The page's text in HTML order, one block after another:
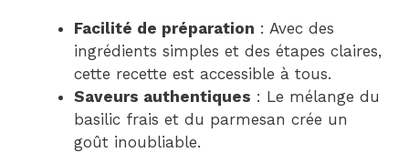
Facilité de préparation : Avec des
ingrédients simples et des étapes claires,
cette recette est accessible à tous.
Saveurs authentiques : Le mélange du
basilic frais et du parmesan crée un
goût inoubliable.